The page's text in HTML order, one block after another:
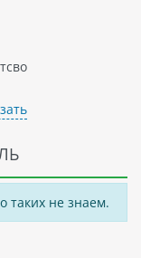
на улицах
Синьёрия
- одной из
посетить
не знаем.